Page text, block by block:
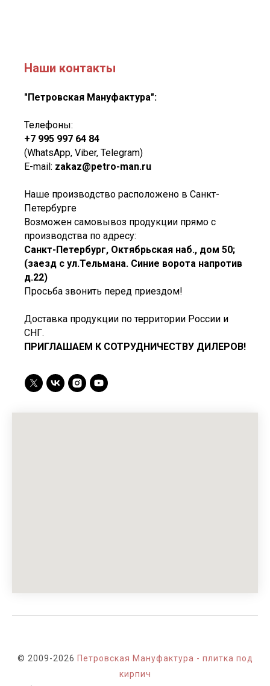
Наши контакты
"Петровская Мануфактура":
Телефоны:
+7 995 997 64 84
(WhatsApp, Viber, Telegram)
E-mail: zakaz@petro-man.ru
Наше производство расположено в Санкт-
Петербурге
Возможен самовывоз продукции прямо с
производства по адресу:
Санкт-Петербург, Октябрьская наб., дом 50;
(заезд с ул.Тельмана. Синие ворота напротив
д.22)
Просьба звонить перед приездом!
Доставка продукции по территории России и
СНГ.
ПРИГЛАШАЕМ К СОТРУДНИЧЕСТВУ ДИЛЕРОВ!
© 2009-2026 Петровская Мануфактура - плитка под
кирпич